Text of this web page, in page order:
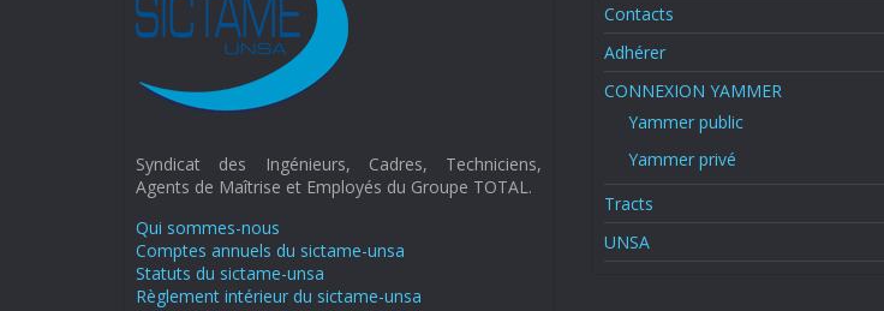
Syndicat des Ingénieurs, Cadres, Techniciens,
Agents de Maîtrise et Employés du Groupe TOTAL.
Qui sommes-nous
Comptes annuels du sictame-unsa
Statuts du sictame-unsa
Règlement intérieur du sictame-unsa
Contacts
Adhérer
CONNEXION YAMMER
Yammer public
Yammer privé
Tracts
UNSA